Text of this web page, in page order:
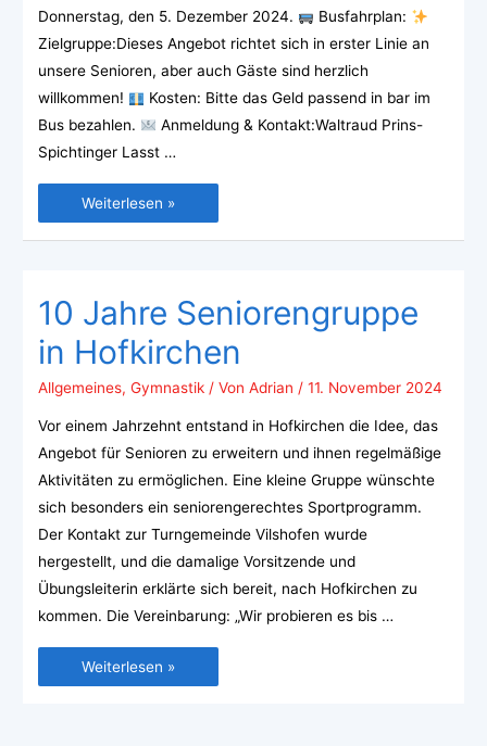
Donnerstag, den 5. Dezember 2024.
Busfahrplan:
Zielgruppe:Dieses Angebot richtet sich in erster Linie an
unsere Senioren, aber auch Gäste sind herzlich
willkommen!
Kosten: Bitte das Geld passend in bar im
Bus bezahlen.
Anmeldung & Kontakt:Waltraud Prins-
Spichtinger Lasst …
Weiterlesen »
10 Jahre Seniorengruppe
in Hofkirchen
Allgemeines, Gymnastik/ Von Adrian / 11. November 2024
Vor einem Jahrzehnt entstand in Hofkirchen die Idee, das
Angebot für Senioren zu erweitern und ihnen regelmäßige
Aktivitäten zu ermöglichen. Eine kleine Gruppe wünschte
sich besonders ein seniorengerechtes Sportprogramm.
Der Kontakt zur Turngemeinde Vilshofen wurde
hergestellt, und die damalige Vorsitzende und
Übungsleiterin erklärte sich bereit, nach Hofkirchen zu
kommen. Die Vereinbarung: „Wir probieren es bis …
Weiterlesen »